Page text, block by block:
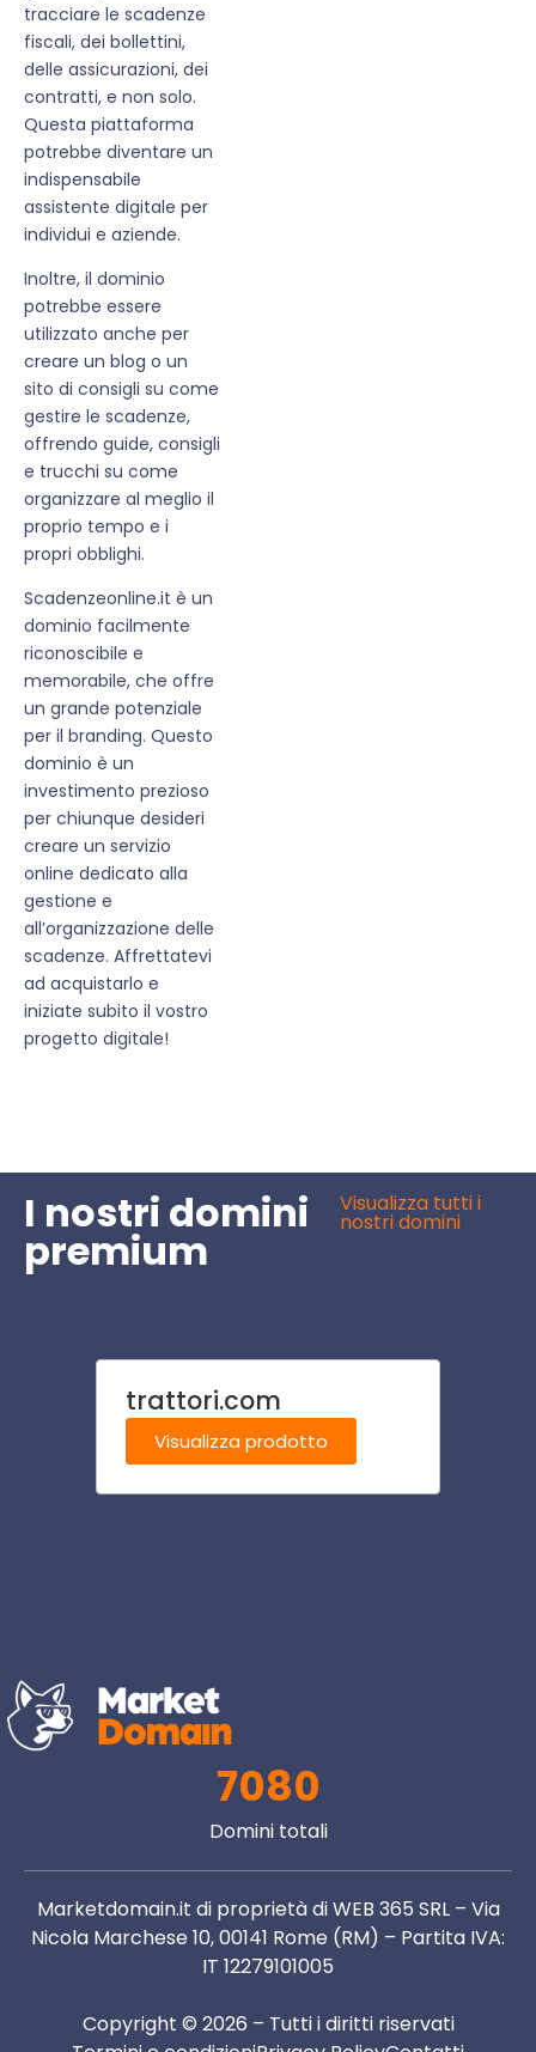
tracciare le scadenze
fiscali, dei bollettini,
delle assicurazioni, dei
contratti, e non solo.
Questa piattaforma
potrebbe diventare un
indispensabile
assistente digitale per
individui e aziende.
Inoltre, il dominio
potrebbe essere
utilizzato anche per
creare un blog o un
sito di consigli su come
gestire le scadenze,
offrendo guide, consigli
e trucchi su come
organizzare al meglio il
proprio tempo e i
propri obblighi.
Scadenzeonline.it è un
dominio facilmente
riconoscibile e
memorabile, che offre
un grande potenziale
per il branding. Questo
dominio è un
investimento prezioso
per chiunque desideri
creare un servizio
online dedicato alla
gestione e
all’organizzazione delle
scadenze. Affrettatevi
ad acquistarlo e
iniziate subito il vostro
progetto digitale!
I nostri domini
premium
Visualizza tutti i
nostri domini
trattori.com
Visualizza prodotto
7080
Domini totali
Marketdomain.it di proprietà di WEB 365 SRL – Via
Nicola Marchese 10, 00141 Rome (RM) – Partita IVA:
IT 12279101005
Copyright © 2026 – Tutti i diritti riservati